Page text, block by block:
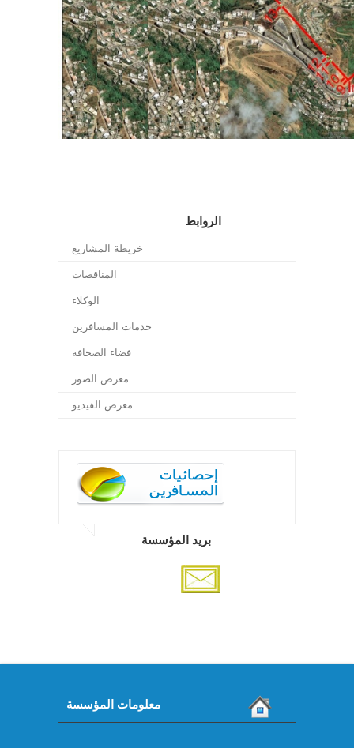
الروابط
خريطة المشاريع
المناقصات
الوكلاء
خدمات المسافرين
فضاء الصحافة
معرض الصور
معرض الفيديو
بريد المؤسسة
معلومات المؤسسة